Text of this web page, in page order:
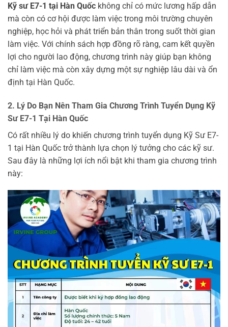
Kỹ sư E7-1 tại Hàn Quốc không chỉ có mức lương hấp dẫn
mà còn có cơ hội được làm việc trong môi trường chuyên
nghiệp, học hỏi và phát triển bản thân trong suốt thời gian
làm việc. Với chính sách hợp đồng rõ ràng, cam kết quyền
lợi cho người lao động, chương trình này giúp bạn không
chỉ làm việc mà còn xây dựng một sự nghiệp lâu dài và ổn
định tại Hàn Quốc.
2. Lý Do Bạn Nên Tham Gia Chương Trình Tuyển Dụng Kỹ
Sư E7-1 Tại Hàn Quốc
Có rất nhiều lý do khiến chương trình tuyển dụng Kỹ Sư E7-
1 tại Hàn Quốc trở thành lựa chọn lý tưởng cho các kỹ sư.
Sau đây là những lợi ích nổi bật khi tham gia chương trình
này: